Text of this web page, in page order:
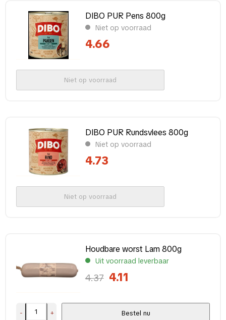
DIBO PUR Pens 800g
Niet op voorraad
4.66
Niet op voorraad
DIBO PUR Rundsvlees 800g
Niet op voorraad
4.73
Niet op voorraad
Houdbare worst Lam 800g
Uit voorraad leverbaar
4.37 4.11
- + Bestel nu